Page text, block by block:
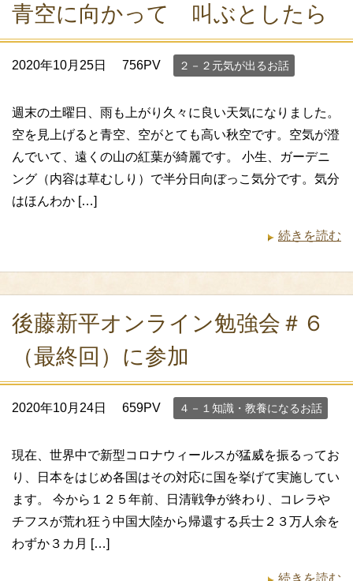
青空に向かって 叫ぶとしたら
2020年10月25日 756PV ２－２元気が出るお話
週末の土曜日、雨も上がり久々に良い天気になりました。
空を見上げると青空、空がとても高い秋空です。空気が澄
んでいて、遠くの山の紅葉が綺麗です。 小生、ガーデニ
ング（内容は草むしり）で半分日向ぼっこ気分です。気分
はほんわか […]
続きを読む
後藤新平オンライン勉強会＃６
（最終回）に参加
2020年10月24日 659PV ４－１知識・教養になるお話
現在、世界中で新型コロナウィールスが猛威を振るってお
り、日本をはじめ各国はその対応に国を挙げて実施してい
ます。 今から１２５年前、日清戦争が終わり、コレラや
チフスが荒れ狂う中国大陸から帰還する兵士２３万人余を
わずか３カ月 […]
続きを読む